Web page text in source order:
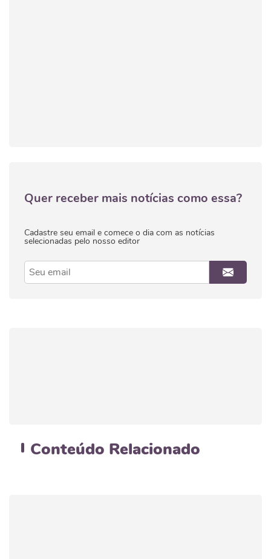
Quer receber mais notícias como essa?
Cadastre seu email e comece o dia com as notícias
selecionadas pelo nosso editor
Conteúdo Relacionado